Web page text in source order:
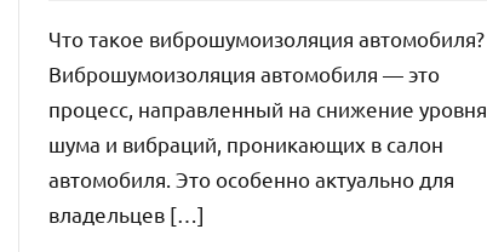
Что такое виброшумоизоляция автомобиля?
Виброшумоизоляция автомобиля — это
процесс, направленный на снижение уровня
шума и вибраций, проникающих в салон
автомобиля. Это особенно актуально для
владельцев […]